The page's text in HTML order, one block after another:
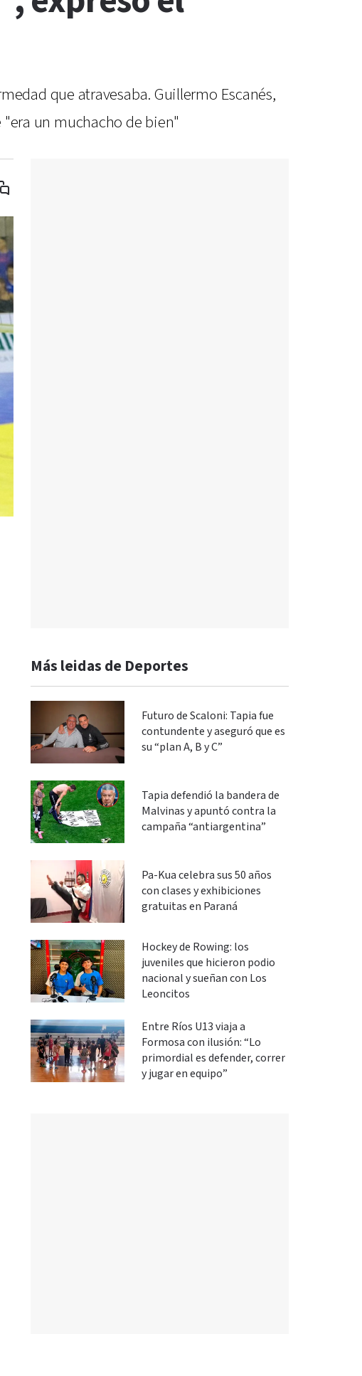
que atravesaba. Guillermo Escanés,
un muchacho de bien"
Más leidas de Deportes
Futuro de Scaloni: Tapia fue
contundente y aseguró que es
su “plan A, B y C”
Tapia defendió la bandera de
Malvinas y apuntó contra la
campaña “antiargentina”
Pa-Kua celebra sus 50 años
con clases y exhibiciones
gratuitas en Paraná
Hockey de Rowing: los
juveniles que hicieron podio
nacional y sueñan con Los
Leoncitos
Entre Ríos U13 viaja a
Formosa con ilusión: “Lo
primordial es defender, correr
y jugar en equipo”